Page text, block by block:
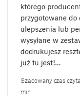
którego
przygotowane do
ulepszenia lub
wysyłane w
dodrukujesz
już tu jest!…
Szacowany czas
min